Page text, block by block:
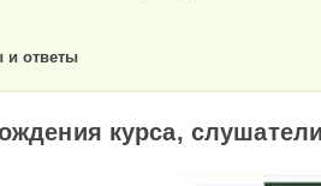
и ответы
курса,